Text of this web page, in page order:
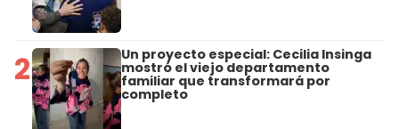
2 Un proyecto especial: Cecilia Insinga
mostró el viejo departamento
familiar que transformará por
completo